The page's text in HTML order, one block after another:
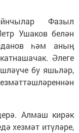
Фазыл
Ушаков белән
һәм аның
Әлеге
бу яшьләр,
Алмаш кирәк
хезмәт итүләре,